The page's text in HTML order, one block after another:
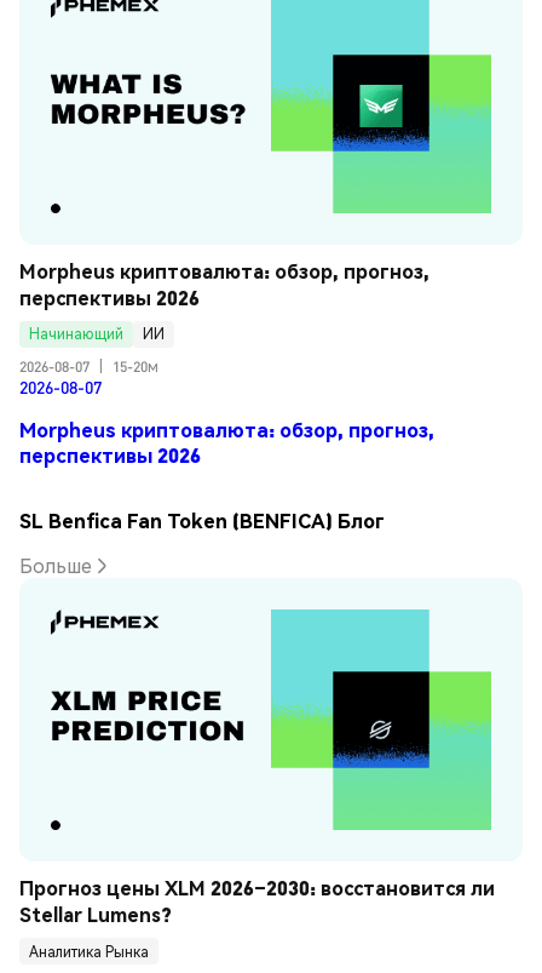
Morpheus криптовалюта: обзор, прогноз,
перспективы 2026
Начинающий
ИИ
2026-08-07
15-20м
2026-08-07
Morpheus криптовалюта: обзор, прогноз,
перспективы 2026
SL Benfica Fan Token (BENFICA) Блог
Больше
Прогноз цены XLM 2026–2030: восстановится ли
Stellar Lumens?
Аналитика Рынка